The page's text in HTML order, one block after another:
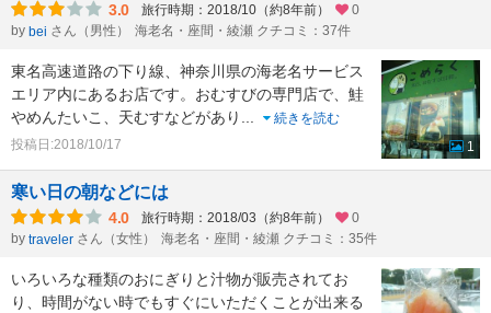
3.0 旅行時期：2018/10（約8年前）
0
by bei さん（男性） 海老名・座間・綾瀬 クチコミ：37件
東名高速道路の下り線、神奈川県の海老名サービス
エリア内にあるお店です。おむすびの専門店で、鮭
やめんたいこ、天むすなどがあり ...
続きを読む
投稿日:2018/10/17
1
寒い日の朝などには
4.0 旅行時期：2018/03（約8年前）
0
by traveler さん（女性） 海老名・座間・綾瀬 クチコミ：35件
いろいろな種類のおにぎりと汁物が販売されてお
り、時間がない時でもすぐにいただくことが出来る